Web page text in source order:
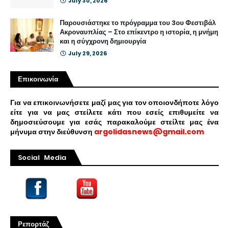
Παρουσιάστηκε το πρόγραμμα του 3ου Φεστιβάλ
Ακροναυπλίας – Στο επίκεντρο η ιστορία, η μνήμη
και η σύγχρονη δημιουργία
July 29, 2026
Επικοινωνία
Για να επικοινωνήσετε μαζί μας για τον οποιονδήποτε λόγο
είτε για να μας στείλετε κάτι που εσείς επιθυμείτε να
δημοσιεύσουμε για εσάς παρακαλούμε στείλτε μας ένα
μήνυμα στην διεύθυνση argolidasnews@gmail.com
Social Media
Ρεπορτάζ